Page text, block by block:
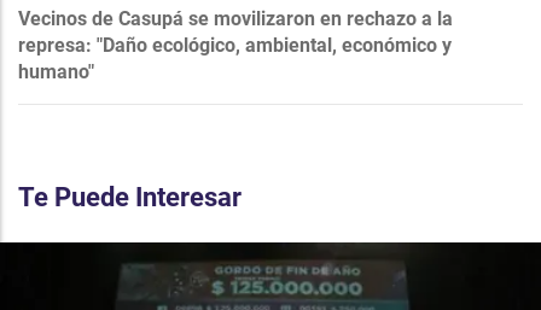
Vecinos de Casupá se movilizaron en rechazo a la
represa: "Daño ecológico, ambiental, económico y
humano"
Te Puede Interesar